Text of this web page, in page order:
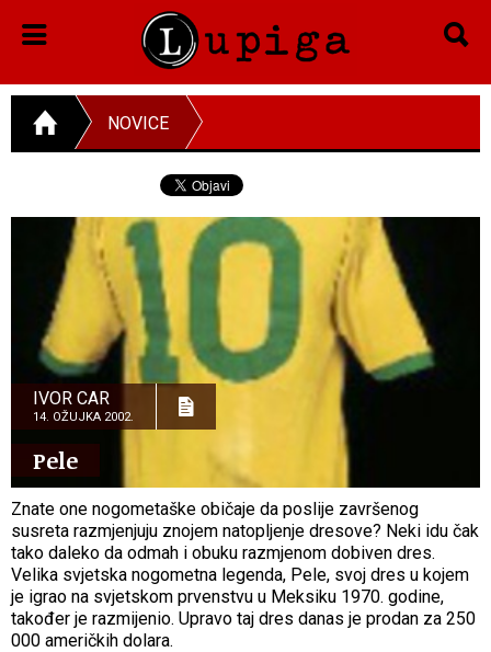
NOVICE
IVOR CAR
14. OŽUJKA 2002.
Pele
Znate one nogometaške običaje da poslije završenog
susreta razmjenjuju znojem natopljenje dresove? Neki idu čak
tako daleko da odmah i obuku razmjenom dobiven dres.
Velika svjetska nogometna legenda, Pele, svoj dres u kojem
je igrao na svjetskom prvenstvu u Meksiku 1970. godine,
također je razmijenio. Upravo taj dres danas je prodan za 250
000 američkih dolara.